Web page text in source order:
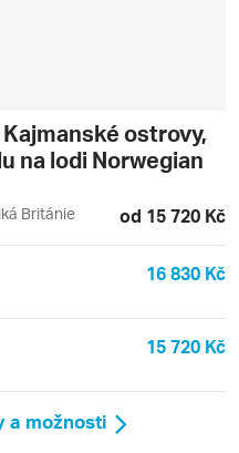
ostrovy,
na lodi Norwegian
Británie od 15 720 Kč
16 830 Kč
15 720 Kč
a možnosti